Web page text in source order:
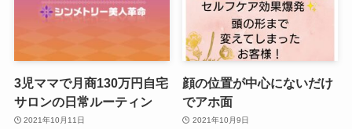
3児ママで月商130万円自宅
サロンの日常ルーティン
2021年10月11日
顔の位置が中心にないだけ
でアホ面
2021年10月9日